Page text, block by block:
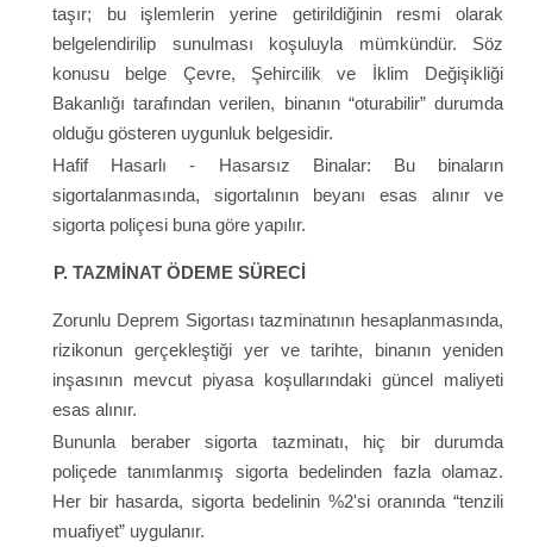
taşır; bu işlemlerin yerine getirildiğinin resmi olarak
belgelendirilip sunulması koşuluyla mümkündür. Söz
konusu belge Çevre, Şehircilik ve İklim Değişikliği
Bakanlığı tarafından verilen, binanın “oturabilir” durumda
olduğu gösteren uygunluk belgesidir.
Hafif Hasarlı - Hasarsız Binalar: Bu binaların
sigortalanmasında, sigortalının beyanı esas alınır ve
sigorta poliçesi buna göre yapılır.
P. TAZMİNAT ÖDEME SÜRECİ
Zorunlu Deprem Sigortası tazminatının hesaplanmasında,
rizikonun gerçekleştiği yer ve tarihte, binanın yeniden
inşasının mevcut piyasa koşullarındaki güncel maliyeti
esas alınır.
Bununla beraber sigorta tazminatı, hiç bir durumda
poliçede tanımlanmış sigorta bedelinden fazla olamaz.
Her bir hasarda, sigorta bedelinin %2'si oranında “tenzili
muafiyet” uygulanır.